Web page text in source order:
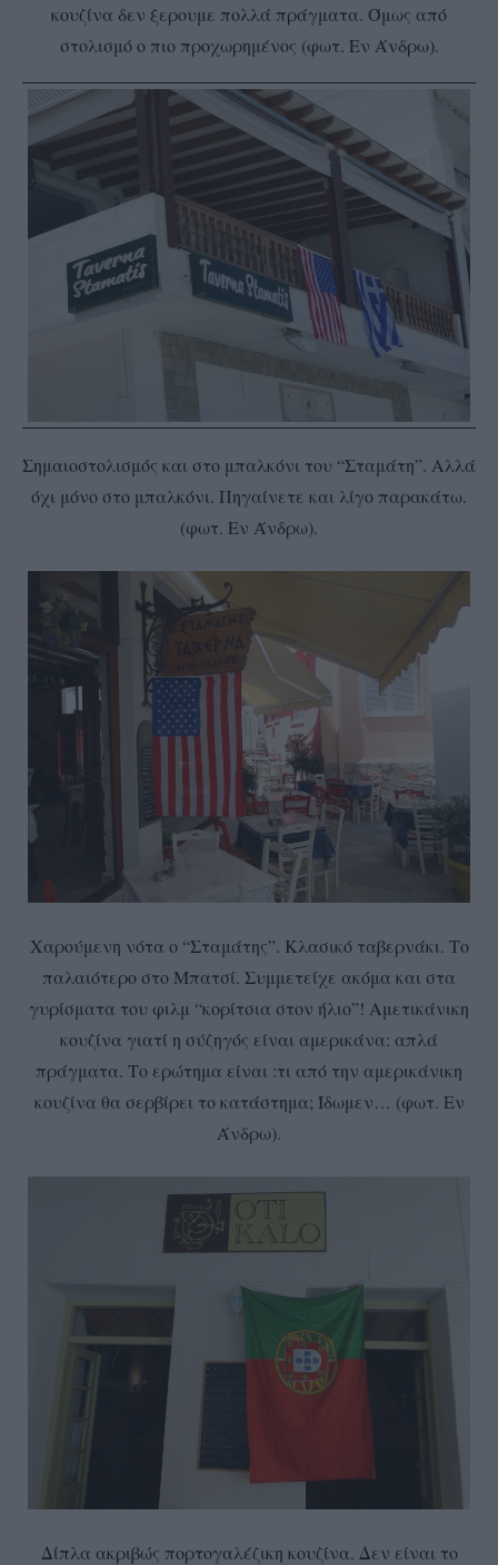
κουζίνα δεν ξερουμε πολλά πράγματα. Όμως από
στολισμό ο πιο προχωρημένος (φωτ. Εν Άνδρω).
Σημαιοστολισμός και στο μπαλκόνι του “Σταμάτη”. Αλλά
όχι μόνο στο μπαλκόνι. Πηγαίνετε και λίγο παρακάτω.
(φωτ. Εν Άνδρω).
Χαρούμενη νότα ο “Σταμάτης”. Κλασικό ταβερνάκι. Το
παλαιότερο στο Μπατσί. Συμμετείχε ακόμα και στα
γυρίσματα του φιλμ “κορίτσια στον ήλιο”! Αμετικάνικη
κουζίνα γιατί η σύζηγός είναι αμερικάνα: απλά
πράγματα. Το ερώτημα είναι :τι από την αμερικάνικη
κουζίνα θα σερβίρει το κατάστημα; Ίδωμεν… (φωτ. Εν
Άνδρω).
Δίπλα ακριβώς πορτογαλέζικη κουζίνα. Δεν είναι το